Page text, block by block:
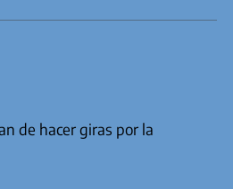
de hacer giras por la